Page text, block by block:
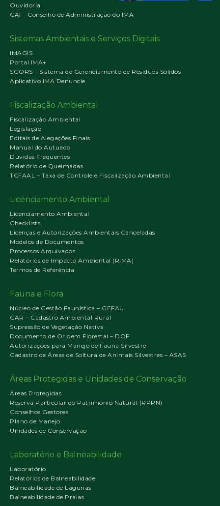
Ouvidoria
CAI – Conselho de Administração do IMA
Sistemas Ambientais e Serviços Digitais
IMAGIS
Portal IMA+
SGORS – Sistema de Gerenciamento de Resíduos Sólidos
Aplicativo IMA Denuncie
Fiscalização Ambiental
Fiscalização Ambiental
Legislação
Editais de Alegações Finais
Manual do Autuado
Dúvidas Frequentes
Relatório de Queimadas
TCFAAL – Taxa de Controle e Fiscalização Ambiental
Licenciamento Ambiental
Licenciamento Ambiental
Checklists
Licenças e Autorizações Ambientais Canceladas
Modelos de Documentos
Processos Arquivados
Relatórios de Impacto Ambiental (RIMA)
Termos de Referência
Fauna e Flora
Núcleo de Gestão Faunística – GEFAU
CAR – Cadastro Ambiental Rural
Supressão de Vegetação Nativa
Documento de Origem Florestal – DOF
Autorizações para Manejo de Fauna Silvestre
Cadastro de Áreas de Soltura de Animais Silvestres – ASAS
Áreas Protegidas e Unidades de Conservação
Áreas Protegidas
Reserva Particular do Patrimônio Natural (RPPN)
Conselhos Gestores
Plano de Manejo
Unidades de Conservação
Laboratório e Balneabilidade
Laboratório
Relatórios de Balneabilidade
Balneabilidade de Lagunas
Balneabilidade de Praias